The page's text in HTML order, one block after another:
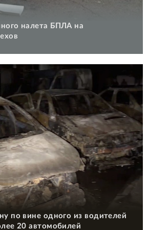
налета БПЛА на
по вине одного из водителей
20 автомобилей